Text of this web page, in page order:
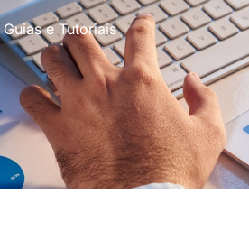
e Tutoriais